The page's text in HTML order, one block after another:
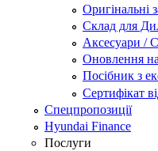
Оригінальні
Склад для
Аксесуари /
Оновлення
Посібник з
Сертифікат
Спецпропозиції
Hyundai Finance
Послуги